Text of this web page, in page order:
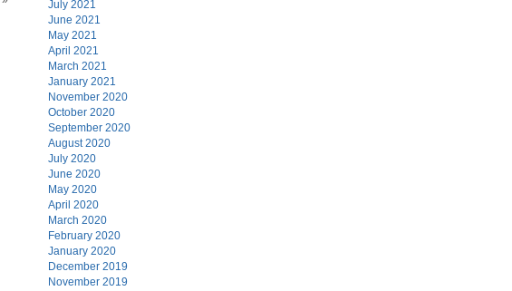
July 2021
June 2021
May 2021
April 2021
March 2021
January 2021
November 2020
October 2020
September 2020
August 2020
July 2020
June 2020
May 2020
April 2020
March 2020
February 2020
January 2020
December 2019
November 2019